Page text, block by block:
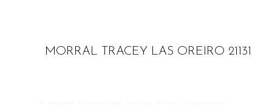
MORRAL TRACEY LAS OREIRO 21131